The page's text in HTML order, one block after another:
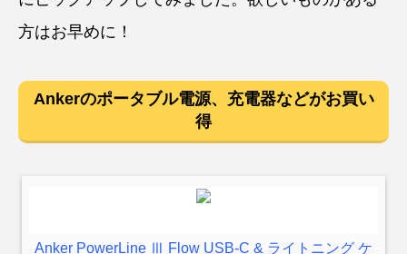
方はお早めに！
Ankerのポータブル電源、充電器などがお買い
得
Anker PowerLine Ⅲ Flow USB-C & ライトニング ケ